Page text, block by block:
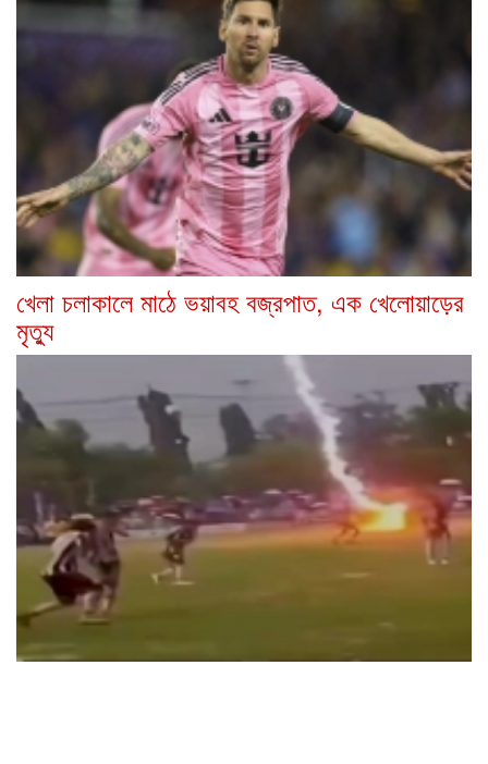
খেলা চলাকালে মাঠে ভয়াবহ বজ্রপাত, এক খেলোয়াড়ের
মৃত্যু